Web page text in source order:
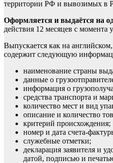
территории РФ и вывозимых в
Оформляется и выдаётся на
действия 12 месяцев с
Выпускается как на
содержит следующую
наименование страны
данные о
информация о
средства транспорта и
количество мест и вид
описание и количество
критерий происхождения;
номер и дата счета-
служебные отметки;
декларация заявителя и
датой, подписью и